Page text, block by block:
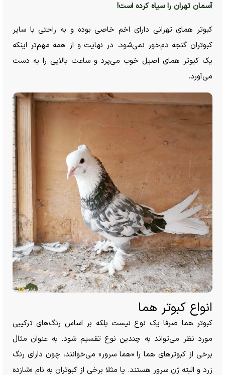
آسمان تهران را سیاه کرده است!
کبوتر همای تهرانی دارای اخم خاصی بوده و به راحتی با سایر
کبوتران گنجه دم‌خور نمی‌شود. در نهایت و از همه مهم‌تر اینکه
یک کبوتر همای اصیل خوب می‌پرد و ساعت بالایی را به دست
می‌آورد.
انواع کبوتر هما
کبوتر هما صرفا یک نوع نیست بلکه بر اساس رنگ‌های ترکیبی
مورد نظر می‌تواند به چندین نوع تقسیم شود. به عنوان مثال
برخی از کبوتر‌های هما را «هما سرور» می‌خوانند، چون دارای رنگ
زرد و البته ژن سرور هستند. یا مثلا برخی از کبوتران به نام «شازده